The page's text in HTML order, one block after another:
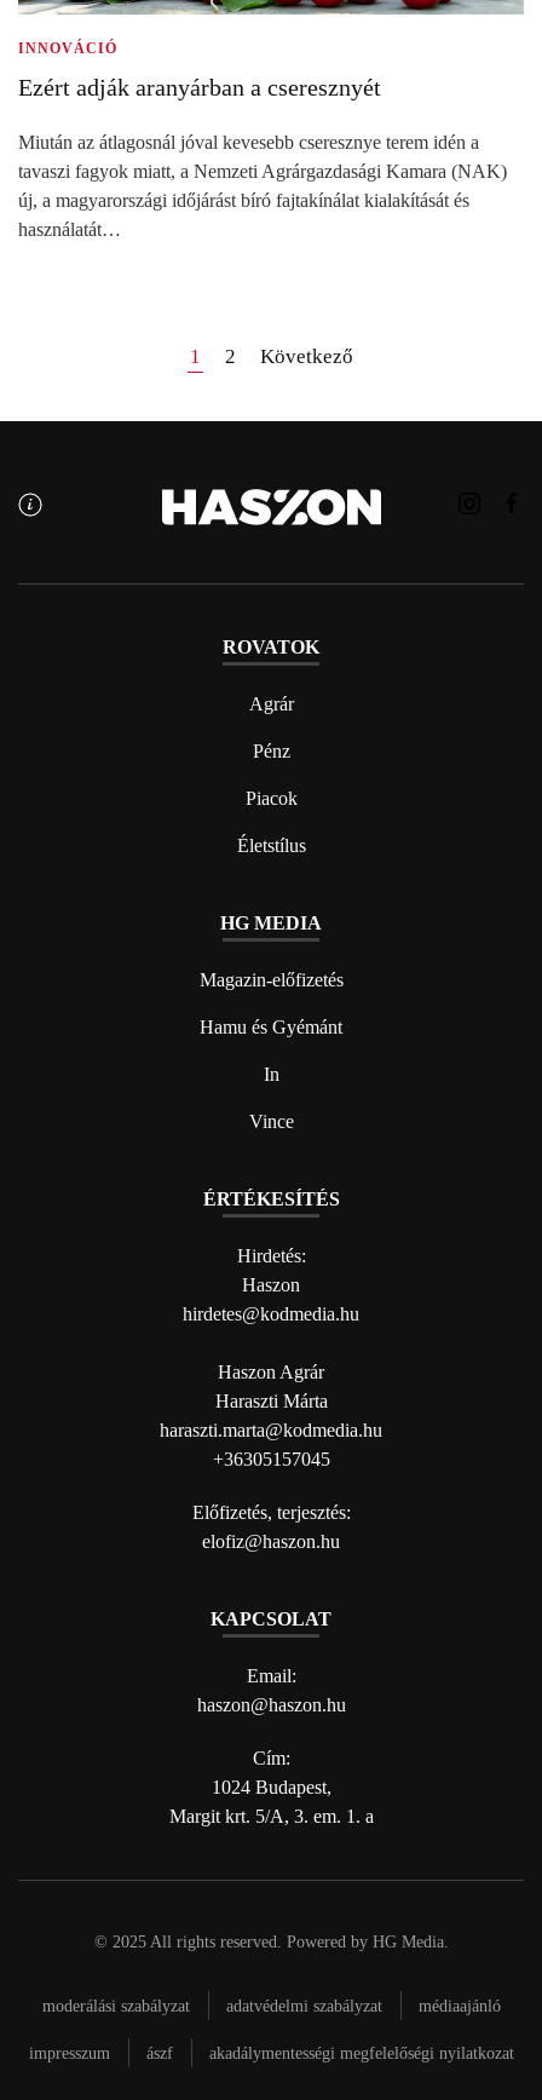
INNOVÁCIÓ
Ezért adják aranyárban a cseresznyét
Miután az átlagosnál jóval kevesebb cseresznye terem idén a
tavaszi fagyok miatt, a Nemzeti Agrárgazdasági Kamara (NAK)
új, a magyarországi időjárást bíró fajtakínálat kialakítását és
használatát…
1 2 Következő
ROVATOK
Agrár
Pénz
Piacok
Életstílus
HG MEDIA
Magazin-előfizetés
Hamu és Gyémánt
In
Vince
ÉRTÉKESÍTÉS
Hirdetés:
Haszon
hirdetes@kodmedia.hu
Haszon Agrár
Haraszti Márta
haraszti.marta@kodmedia.hu
+36305157045
Előfizetés, terjesztés:
elofiz@haszon.hu
KAPCSOLAT
Email:
haszon@haszon.hu
Cím:
1024 Budapest,
Margit krt. 5/A, 3. em. 1. a
© 2025 All rights reserved. Powered by HG Media.
moderálási szabályzat adatvédelmi szabályzat médiaajánló
impresszum ászf akadálymentességi megfelelőségi nyilatkozat